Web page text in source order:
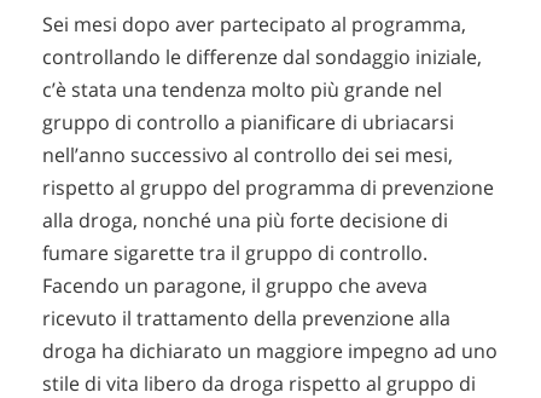
Sei mesi dopo aver partecipato al programma,
controllando le differenze dal sondaggio iniziale,
c’è stata una tendenza molto più grande nel
gruppo di controllo a pianificare di ubriacarsi
nell’anno successivo al controllo dei sei mesi,
rispetto al gruppo del programma di prevenzione
alla droga, nonché una più forte decisione di
fumare sigarette tra il gruppo di controllo.
Facendo un paragone, il gruppo che aveva
ricevuto il trattamento della prevenzione alla
droga ha dichiarato un maggiore impegno ad uno
stile di vita libero da droga rispetto al gruppo di